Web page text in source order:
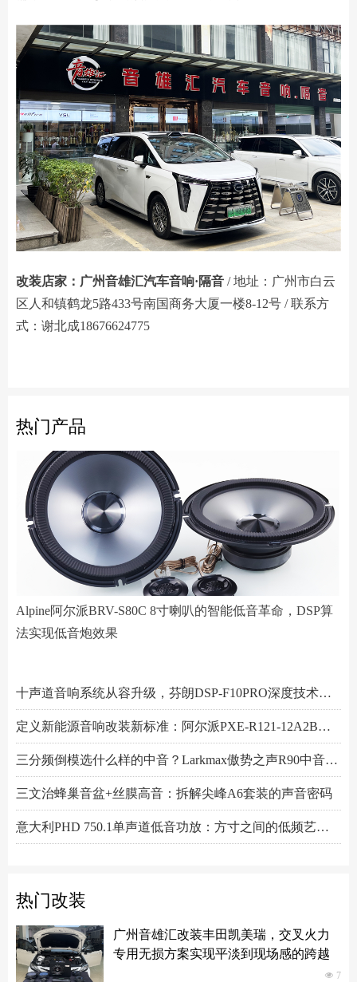
改装店家：广州音雄汇汽车音响·隔音 / 地址：广州市白云
区人和镇鹤龙5路433号南国商务大厦一楼8-12号 / 联系方
式：谢北成18676624775
热门改装
广州音雄汇改装丰田凯美瑞，交叉火力
专用无损方案实现平淡到现场感的跨越
넶 7
热门产品
Alpine阿尔派BRV-S80C 8寸喇叭的智能低音革命，DSP算
法实现低音炮效果
三文治蜂巢音盆+丝膜高音：拆解尖峰A6套装的声音密码